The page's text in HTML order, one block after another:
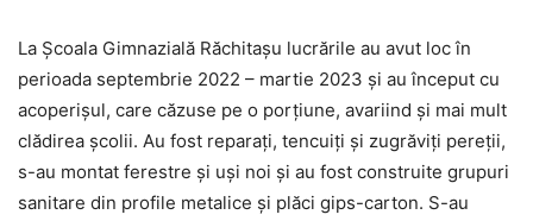
La Școala Gimnazială Răchitașu lucrările au avut loc în
perioada septembrie 2022 – martie 2023 și au început cu
acoperișul, care căzuse pe o porțiune, avariind și mai mult
clădirea școlii. Au fost reparați, tencuiți și zugrăviți pereții,
s-au montat ferestre și uși noi și au fost construite grupuri
sanitare din profile metalice și plăci gips-carton. S-au